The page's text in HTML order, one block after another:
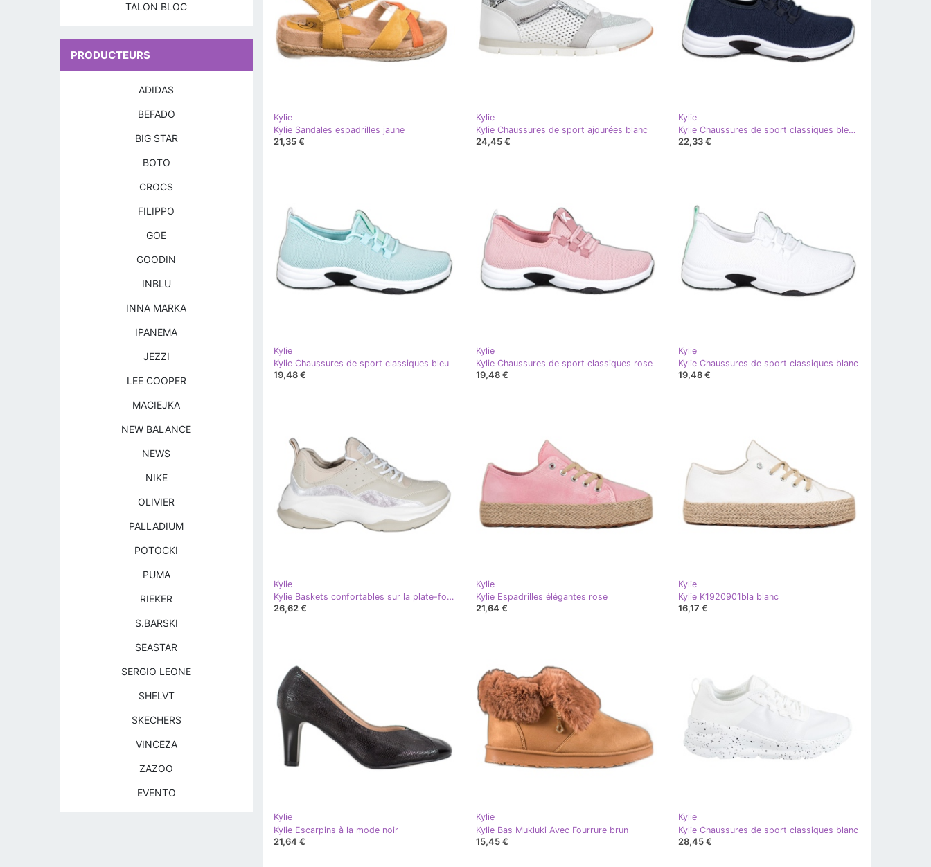
Kylie
Kylie Sandales espadrilles jaune
21,35 €
Kylie
Kylie Chaussures de sport ajourées blanc
24,45 €
Kylie
Kylie Chaussures de sport classiques bleu marine
22,33 €
Kylie
Kylie Chaussures de sport classiques bleu
19,48 €
Kylie
Kylie Chaussures de sport classiques rose
19,48 €
Kylie
Kylie Chaussures de sport classiques blanc
19,48 €
Kylie
Kylie Baskets confortables sur la plate-forme beige gris
26,62 €
Kylie
Kylie Espadrilles élégantes rose
21,64 €
Kylie
Kylie K1920901bla blanc
16,17 €
Kylie
Kylie Escarpins à la mode noir
21,64 €
Kylie
Kylie Bas Mukluki Avec Fourrure brun
15,45 €
Kylie
Kylie Chaussures de sport classiques blanc
28,45 €
TALON BLOC
PRODUCTEURS
ADIDAS
BEFADO
BIG STAR
BOTO
CROCS
FILIPPO
GOE
GOODIN
INBLU
INNA MARKA
IPANEMA
JEZZI
LEE COOPER
MACIEJKA
NEW BALANCE
NEWS
NIKE
OLIVIER
PALLADIUM
POTOCKI
PUMA
RIEKER
S.BARSKI
SEASTAR
SERGIO LEONE
SHELVT
SKECHERS
VINCEZA
ZAZOO
EVENTO